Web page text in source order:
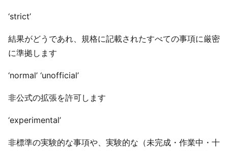
‘strict’
結果がどうであれ、規格に記載されたすべての事項に厳密
に準拠します
‘normal’ ‘unofficial’
非公式の拡張を許可します
‘experimental’
非標準の実験的な事項や、実験的な（未完成・作業中・十